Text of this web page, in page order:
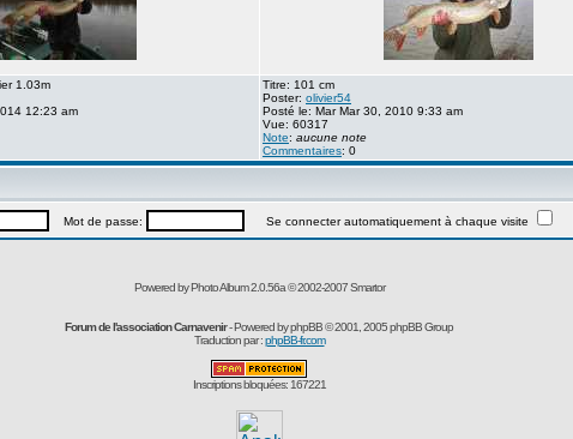
1.03m
12:23 am
Titre: 101 cm
Poster: olivier54
Posté le: Mar Mar 30, 2010 9:33 am
Vue: 60317
Note: aucune note
Commentaires: 0
Mot de passe: Se connecter automatiquement à chaque visite
Powered by Photo Album 2.0.56a © 2002-2007Smartor
Forum de l'association Carnavenir- Powered byphpBB© 2001, 2005 phpBB Group
Traduction par :phpBB-fr.com
Inscriptions bloquées: 167221